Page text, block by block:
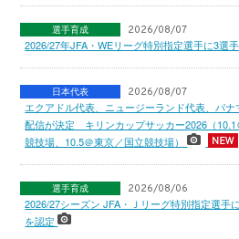
選手育成 2026/08/07
2026/27年JFA・WEリーグ特別指定選手に3選
日本代表 2026/08/07
エクアドル代表、ニュージーランド代表、パ
配信が決定 キリンカップサッカー2026（10.1
競技場、10.5＠東京／国立競技場）
選手育成 2026/08/06
2026/27シーズン JFA・Ｊリーグ特別指定選手
を認定